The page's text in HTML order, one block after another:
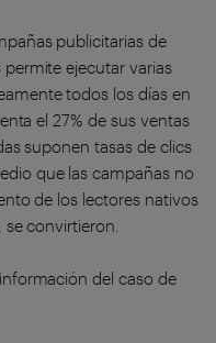
publicitarias de
ejecutar varias
todos los días en
el 27% de sus ventas
suponen tasas de clics
que las campañas no
de los lectores nativos
convirtieron.
del caso de